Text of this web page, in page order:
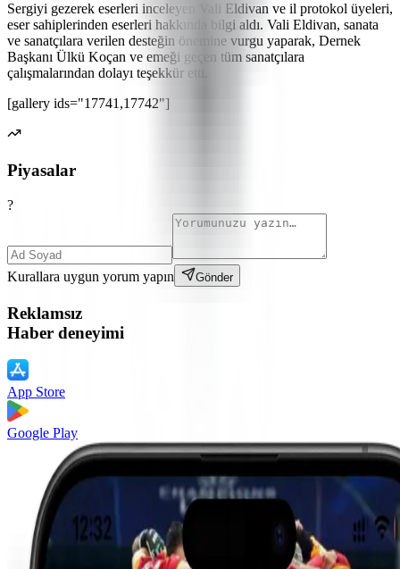
Sergiyi gezerek eserleri inceleyen Vali Eldivan ve il protokol üyeleri,
eser sahiplerinden eserleri hakkında bilgi aldı. Vali Eldivan, sanata
ve sanatçılara verilen desteğin önemine vurgu yaparak, Dernek
Başkanı Ülkü Koçan ve emeği geçen tüm sanatçılara
çalışmalarından dolayı teşekkür etti.
[gallery ids="17741,17742"]
Piyasalar
?
Kurallara uygun yorum yapın Gönder
Reklamsız
Haber deneyimi
App Store
Google Play